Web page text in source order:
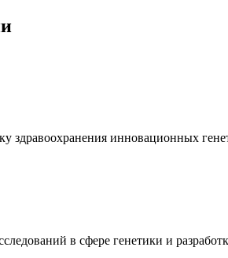
здравоохранения инновационных
в сфере генетики и